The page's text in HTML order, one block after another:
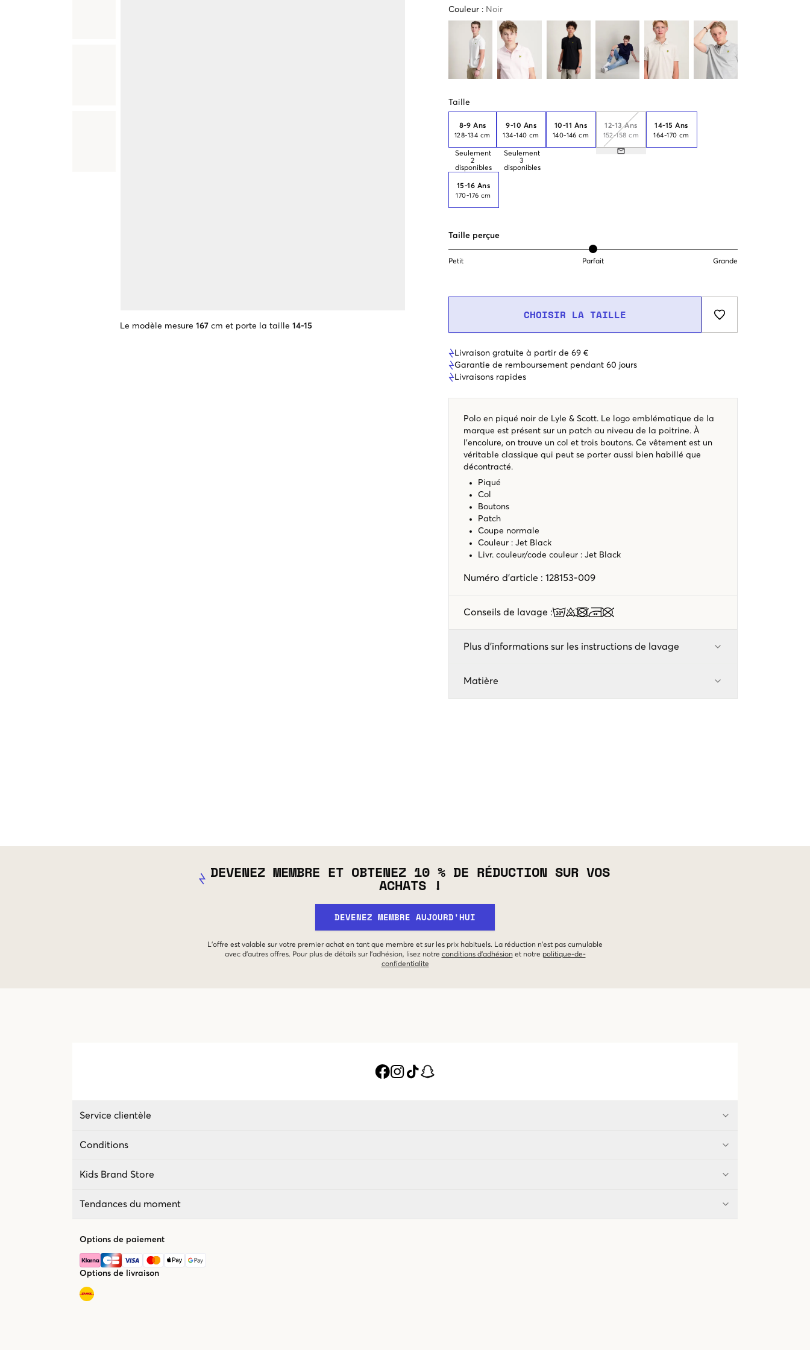
Le modèle mesure 167 cm et porte la taille 14-15
Couleur : Noir
Taille
8-9 Ans
128-134 cm
Seulement
2
disponibles
9-10 Ans
134-140 cm
Seulement
3
disponibles
10-11 Ans
140-146 cm
12-13 Ans
152-158 cm
14-15 Ans
164-170 cm
15-16 Ans
170-176 cm
Taille perçue
Petit Parfait Grande
CHOISIR LA TAILLE
Livraison gratuite à partir de 69 €
Garantie de remboursement pendant 60 jours
Livraisons rapides
Polo en piqué noir de Lyle & Scott. Le logo emblématique de la
marque est présent sur un patch au niveau de la poitrine. À
l’encolure, on trouve un col et trois boutons. Ce vêtement est un
véritable classique qui peut se porter aussi bien habillé que
décontracté.
Piqué
Col
Boutons
Patch
Coupe normale
Couleur : Jet Black
Livr. couleur/code couleur : Jet Black
Numéro d'article : 128153-009
Conseils de lavage :
Plus d'informations sur les instructions de lavage
Matière
DEVENEZ MEMBRE ET OBTENEZ 10 % DE RÉDUCTION SUR VOS
ACHATS !
DEVENEZ MEMBRE AUJOURD'HUI
L'offre est valable sur votre premier achat en tant que membre et sur les prix habituels. La réduction n'est pas cumulable
avec d'autres offres. Pour plus de détails sur l'adhésion, lisez notre conditions d'adhésion et notre politique-de-
confidentialite
Service clientèle
Conditions
Kids Brand Store
Tendances du moment
Options de paiement
Options de livraison